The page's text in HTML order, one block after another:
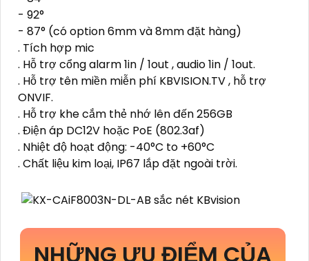
- 92°
- 87° (có option 6mm và 8mm đặt hàng)
. Tích hợp mic
. Hỗ trợ cổng alarm 1in / 1out , audio 1in / 1out.
. Hỗ trợ tên miền miễn phí KBVISION.TV , hỗ trợ
ONVIF.
. Hỗ trợ khe cắm thẻ nhớ lên đến 256GB
. Điện áp DC12V hoặc PoE (802.3af)
. Nhiệt độ hoạt động: -40°C to +60°C
. Chất liệu kim loại, IP67 lắp đặt ngoài trời.
NHỮNG ƯU ĐIỂM CỦA